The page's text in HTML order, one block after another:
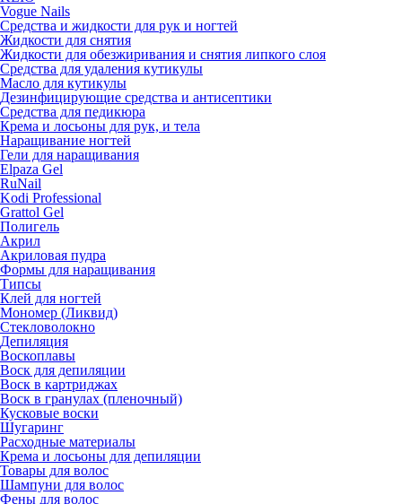
Vogue Nails
Средства и жидкости для рук и ногтей
Жидкости для снятия
Жидкости для обезжиривания и снятия липкого слоя
Средства для удаления кутикулы
Масло для кутикулы
Дезинфицирующие средства и антисептики
Средства для педикюра
Крема и лосьоны для рук, и тела
Наращивание ногтей
Гели для наращивания
Elpaza Gel
RuNail
Kodi Professional
Grattol Gel
Полигель
Акрил
Акриловая пудра
Формы для наращивания
Типсы
Клей для ногтей
Мономер (Ликвид)
Стекловолокно
Депиляция
Воскоплавы
Воск для депиляции
Воск в картриджах
Воск в гранулах (пленочный)
Кусковые воски
Шугаринг
Расходные материалы
Крема и лосьоны для депиляции
Товары для волос
Шампуни для волос
Фены для волос